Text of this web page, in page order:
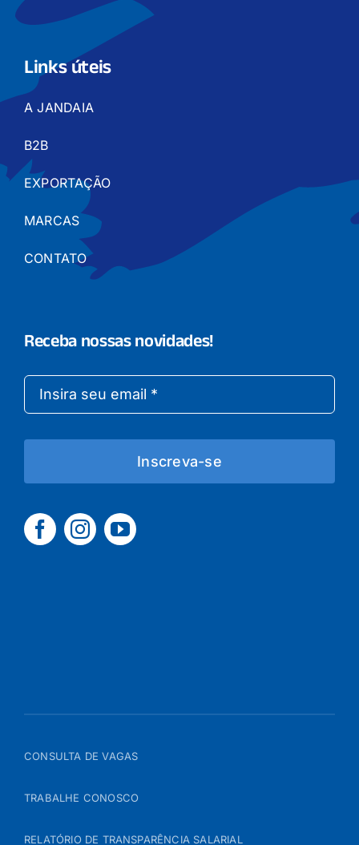
Links úteis
A JANDAIA
B2B
EXPORTAÇÃO
MARCAS
CONTATO
Receba nossas novidades!
Inscreva-se
CONSULTA DE VAGAS
TRABALHE CONOSCO
RELATÓRIO DE TRANSPARÊNCIA SALARIAL